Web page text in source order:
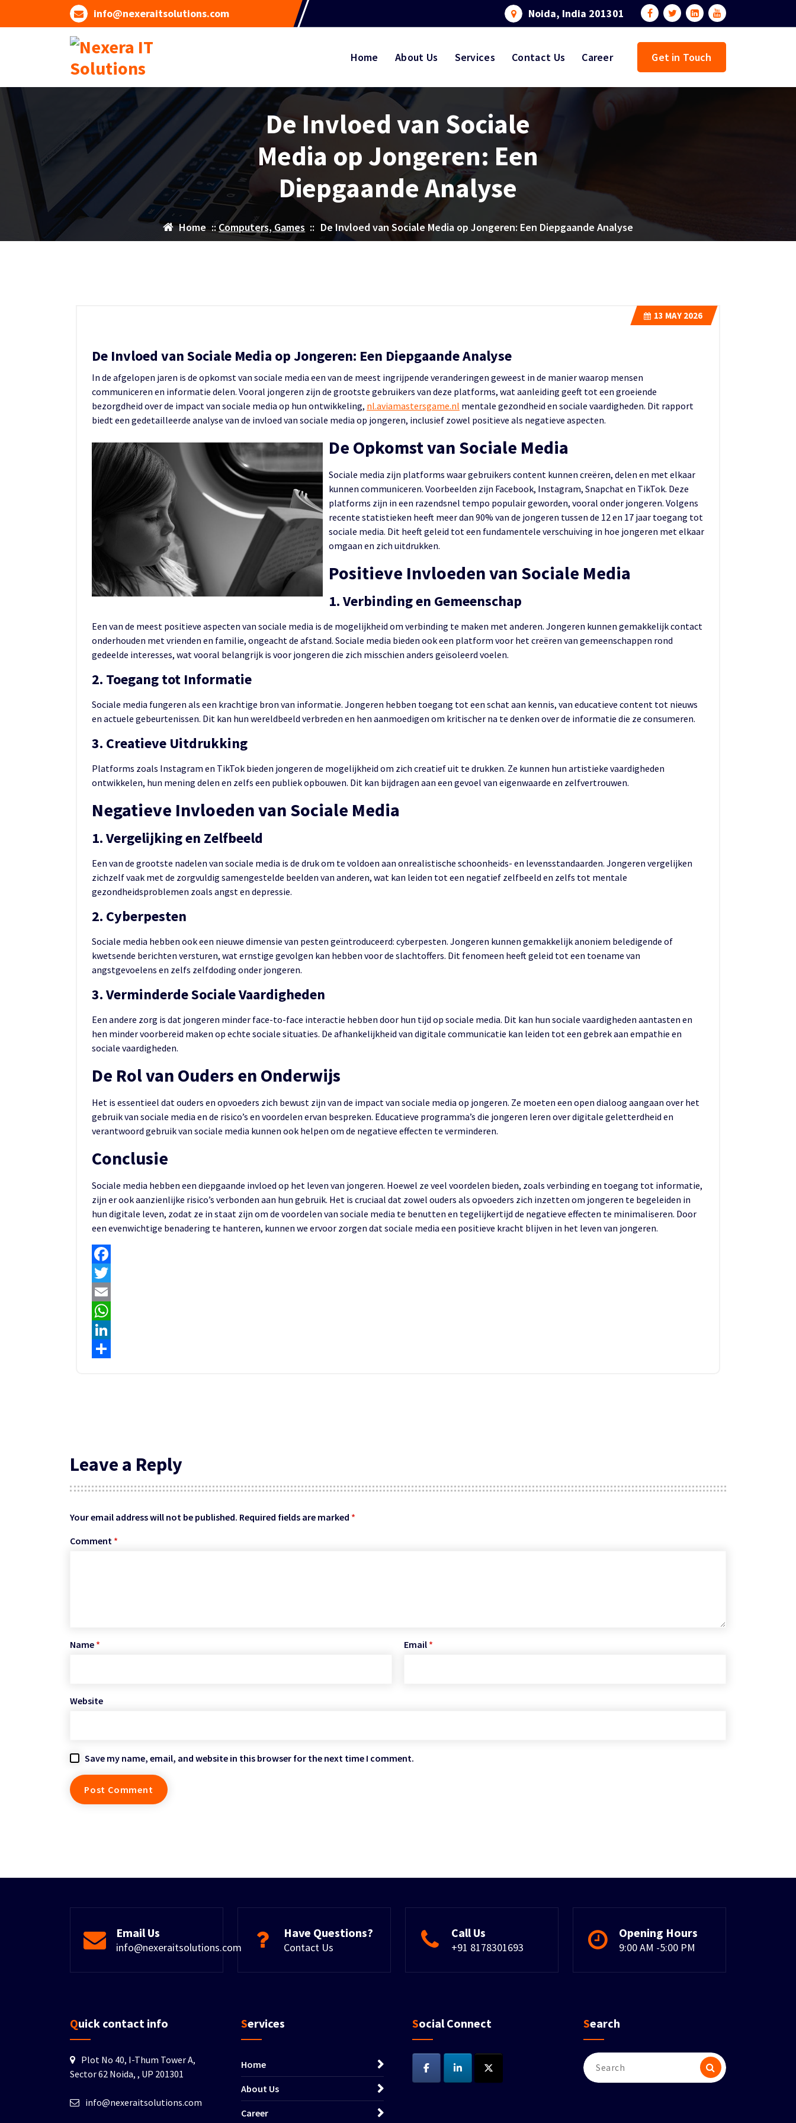
info@nexeraitsolutions.com Noida, India 201301
Home About Us Services Contact Us Career Get in Touch
De Invloed van Sociale
Media op Jongeren: Een
Diepgaande Analyse
Home ::Computers, Games :: De Invloed van Sociale Media op Jongeren: Een Diepgaande Analyse
13 MAY 2026
De Invloed van Sociale Media op Jongeren: Een Diepgaande Analyse
In de afgelopen jaren is de opkomst van sociale media een van de meest ingrijpende veranderingen geweest in de manier waarop mensen
communiceren en informatie delen. Vooral jongeren zijn de grootste gebruikers van deze platforms, wat aanleiding geeft tot een groeiende
bezorgdheid over de impact van sociale media op hun ontwikkeling, nl.aviamastersgame.nl mentale gezondheid en sociale vaardigheden. Dit rapport
biedt een gedetailleerde analyse van de invloed van sociale media op jongeren, inclusief zowel positieve als negatieve aspecten.
De Opkomst van Sociale Media
Sociale media zijn platforms waar gebruikers content kunnen creëren, delen en met elkaar
kunnen communiceren. Voorbeelden zijn Facebook, Instagram, Snapchat en TikTok. Deze
platforms zijn in een razendsnel tempo populair geworden, vooral onder jongeren. Volgens
recente statistieken heeft meer dan 90% van de jongeren tussen de 12 en 17 jaar toegang tot
sociale media. Dit heeft geleid tot een fundamentele verschuiving in hoe jongeren met elkaar
omgaan en zich uitdrukken.
Positieve Invloeden van Sociale Media
1. Verbinding en Gemeenschap
Een van de meest positieve aspecten van sociale media is de mogelijkheid om verbinding te maken met anderen. Jongeren kunnen gemakkelijk contact
onderhouden met vrienden en familie, ongeacht de afstand. Sociale media bieden ook een platform voor het creëren van gemeenschappen rond
gedeelde interesses, wat vooral belangrijk is voor jongeren die zich misschien anders geïsoleerd voelen.
2. Toegang tot Informatie
Sociale media fungeren als een krachtige bron van informatie. Jongeren hebben toegang tot een schat aan kennis, van educatieve content tot nieuws
en actuele gebeurtenissen. Dit kan hun wereldbeeld verbreden en hen aanmoedigen om kritischer na te denken over de informatie die ze consumeren.
3. Creatieve Uitdrukking
Platforms zoals Instagram en TikTok bieden jongeren de mogelijkheid om zich creatief uit te drukken. Ze kunnen hun artistieke vaardigheden
ontwikkelen, hun mening delen en zelfs een publiek opbouwen. Dit kan bijdragen aan een gevoel van eigenwaarde en zelfvertrouwen.
Negatieve Invloeden van Sociale Media
1. Vergelijking en Zelfbeeld
Een van de grootste nadelen van sociale media is de druk om te voldoen aan onrealistische schoonheids- en levensstandaarden. Jongeren vergelijken
zichzelf vaak met de zorgvuldig samengestelde beelden van anderen, wat kan leiden tot een negatief zelfbeeld en zelfs tot mentale
gezondheidsproblemen zoals angst en depressie.
2. Cyberpesten
Sociale media hebben ook een nieuwe dimensie van pesten geïntroduceerd: cyberpesten. Jongeren kunnen gemakkelijk anoniem beledigende of
kwetsende berichten versturen, wat ernstige gevolgen kan hebben voor de slachtoffers. Dit fenomeen heeft geleid tot een toename van
angstgevoelens en zelfs zelfdoding onder jongeren.
3. Verminderde Sociale Vaardigheden
Een andere zorg is dat jongeren minder face-to-face interactie hebben door hun tijd op sociale media. Dit kan hun sociale vaardigheden aantasten en
hen minder voorbereid maken op echte sociale situaties. De afhankelijkheid van digitale communicatie kan leiden tot een gebrek aan empathie en
sociale vaardigheden.
De Rol van Ouders en Onderwijs
Het is essentieel dat ouders en opvoeders zich bewust zijn van de impact van sociale media op jongeren. Ze moeten een open dialoog aangaan over het
gebruik van sociale media en de risico’s en voordelen ervan bespreken. Educatieve programma’s die jongeren leren over digitale geletterdheid en
verantwoord gebruik van sociale media kunnen ook helpen om de negatieve effecten te verminderen.
Conclusie
Sociale media hebben een diepgaande invloed op het leven van jongeren. Hoewel ze veel voordelen bieden, zoals verbinding en toegang tot informatie,
zijn er ook aanzienlijke risico’s verbonden aan hun gebruik. Het is cruciaal dat zowel ouders als opvoeders zich inzetten om jongeren te begeleiden in
hun digitale leven, zodat ze in staat zijn om de voordelen van sociale media te benutten en tegelijkertijd de negatieve effecten te minimaliseren. Door
een evenwichtige benadering te hanteren, kunnen we ervoor zorgen dat sociale media een positieve kracht blijven in het leven van jongeren.
Facebook
Twitter
Email
WhatsApp
LinkedIn
Leave a Reply
Your email address will not be published. Required fields are marked *
Comment *
Name * Email *
Website
Save my name, email, and website in this browser for the next time I comment.
Email Us
info@nexeraitsolutions.com
Have Questions?
Contact Us
Call Us
+91 8178301693
Opening Hours
9:00 AM -5:00 PM
Quick contact info
Plot No 40, I-Thum Tower A,
Sector 62 Noida, , UP 201301
info@nexeraitsolutions.com
Services
Home
About Us
Career
Social Connect Search